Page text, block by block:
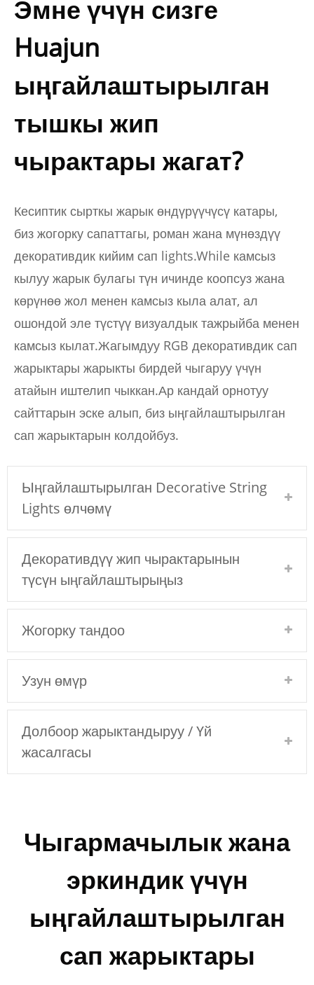
Эмне үчүн сизге
Huajun
ыңгайлаштырылган
тышкы жип
чырактары жагат?
Кесиптик сырткы жарык өндүрүүчүсү катары,
биз жогорку сапаттагы, роман жана мүнөздүү
декоративдик кийим сап lights.While камсыз
кылуу жарык булагы түн ичинде коопсуз жана
көрүнөө жол менен камсыз кыла алат, ал
ошондой эле түстүү визуалдык тажрыйба менен
камсыз кылат.Жагымдуу RGB декоративдик сап
жарыктары жарыкты бирдей чыгаруу үчүн
атайын иштелип чыккан.Ар кандай орнотуу
сайттарын эске алып, биз ыңгайлаштырылган
сап жарыктарын колдойбуз.
Ыңгайлаштырылган Decorative String
Lights өлчөмү
Декоративдүү жип чырактарынын
түсүн ыңгайлаштырыңыз
Жогорку тандоо
Узун өмүр
Долбоор жарыктандыруу / Үй
жасалгасы
Чыгармачылык жана
эркиндик үчүн
ыңгайлаштырылган
сап жарыктары